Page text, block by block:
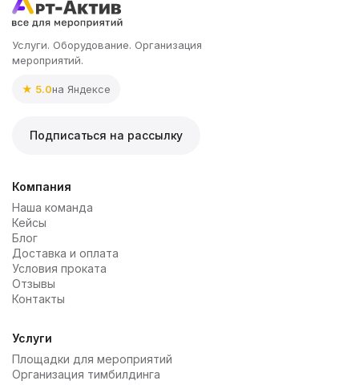
Услуги. Оборудование. Организация
мероприятий.
★ 5.0на Яндексе
Подписаться на рассылку
Компания
Наша команда
Кейсы
Блог
Доставка и оплата
Условия проката
Отзывы
Контакты
Услуги
Площадки для мероприятий
Организация тимбилдинга